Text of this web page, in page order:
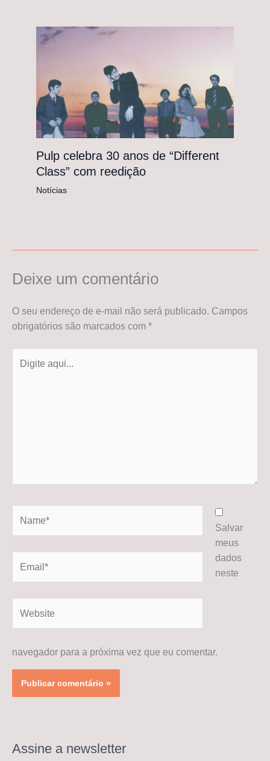
Pulp celebra 30 anos de “Different
Class” com reedição
Notícias
Deixe um comentário
O seu endereço de e-mail não será publicado. Campos
obrigatórios são marcados com *
aqui...
Salvar
meus
dados
neste
navegador para a próxima vez que eu comentar.
Assine a newsletter